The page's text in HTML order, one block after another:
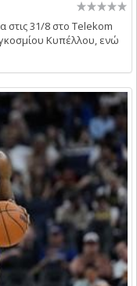
στις 31/8 στο Telekom
Κυπέλλου, ενώ